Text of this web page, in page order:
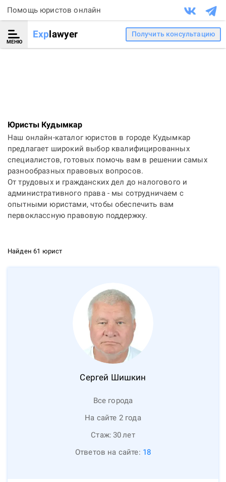
Помощь юристов онлайн
МЕНЮ
Explawyer Получить консультацию
Юристы Кудымкар
Наш онлайн-каталог юристов в городе Кудымкар
предлагает широкий выбор квалифицированных
специалистов, готовых помочь вам в решении самых
разнообразных правовых вопросов.
От трудовых и гражданских дел до налогового и
административного права - мы сотрудничаем с
опытными юристами, чтобы обеспечить вам
первоклассную правовую поддержку.
Найден 61 юрист
Сергей Шишкин
Все города
На сайте 2 года
Стаж: 30лет
Ответов на сайте: 18